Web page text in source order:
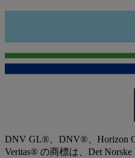
DNV GL®、DNV®、Horizon
Veritas® の商標は、Det